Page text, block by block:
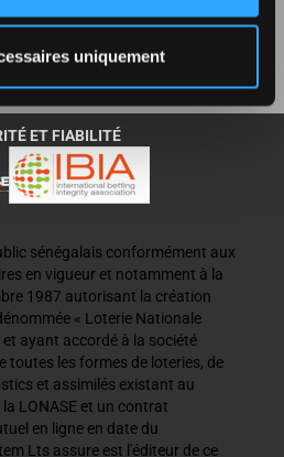
uniquement
ET FIABILITÉ
sénégalais conformément aux
en vigueur et notamment à la
1987 autorisant la création
« Loterie Nationale
et ayant accordé à la société
toutes les formes de loteries, de
et assimilés existant au
LONASE et un contrat
en ligne en date du
Lts assure est l'éditeur de ce